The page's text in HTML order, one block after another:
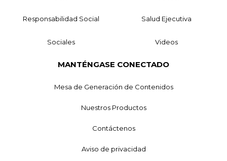
Responsabilidad Social Salud Ejecutiva
Sociales Videos
MANTÉNGASE CONECTADO
Mesa de Generación de Contenidos
Nuestros Productos
Contáctenos
Aviso de privacidad